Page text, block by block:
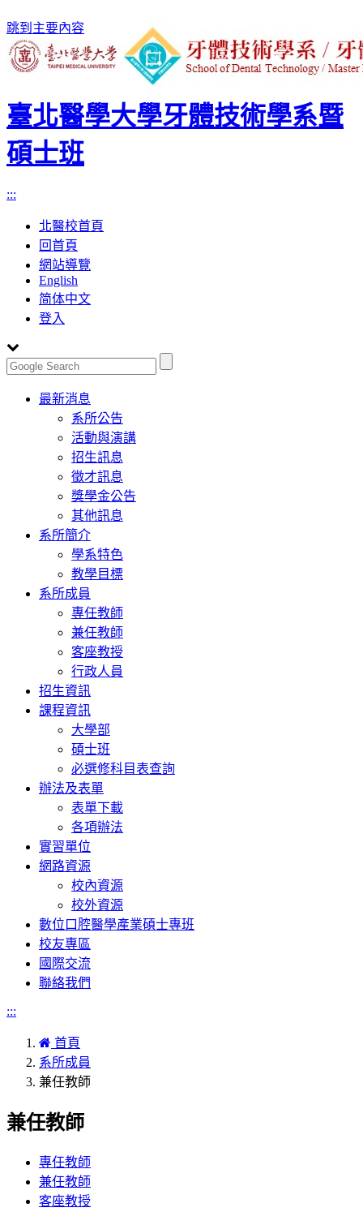
跳到主要內容
臺北醫學大學牙體技術學系暨
碩士班
:::
北醫校首頁
回首頁
網站導覽
English
简体中文
登入
Toggle
navigation
最新消息
系所公告
活動與演講
招生訊息
徵才訊息
獎學金公告
其他訊息
系所簡介
學系特色
教學目標
系所成員
專任教師
兼任教師
客座教授
行政人員
招生資訊
課程資訊
大學部
碩士班
必選修科目表查詢
辦法及表單
表單下載
各項辦法
實習單位
網路資源
校內資源
校外資源
數位口腔醫學產業碩士專班
校友專區
國際交流
聯絡我們
:::
首頁
系所成員
兼任教師
兼任教師
專任教師
兼任教師
客座教授